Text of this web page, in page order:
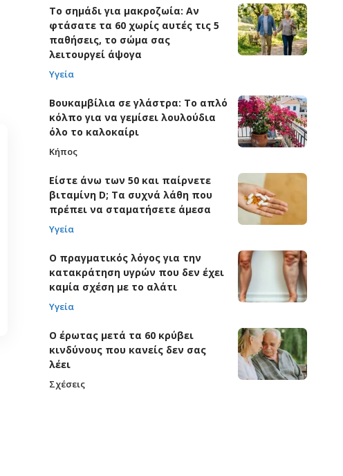
Το σημάδι για μακροζωία: Αν
φτάσατε τα 60 χωρίς αυτές τις 5
παθήσεις, το σώμα σας
λειτουργεί άψογα
Υγεία
Βουκαμβίλια σε γλάστρα: Το απλό
κόλπο για να γεμίσει λουλούδια
όλο το καλοκαίρι
Κήπος
Είστε άνω των 50 και παίρνετε
βιταμίνη D; Τα συχνά λάθη που
πρέπει να σταματήσετε άμεσα
Υγεία
Ο πραγματικός λόγος για την
κατακράτηση υγρών που δεν έχει
καμία σχέση με το αλάτι
Υγεία
Ο έρωτας μετά τα 60 κρύβει
κινδύνους που κανείς δεν σας
λέει
Σχέσεις